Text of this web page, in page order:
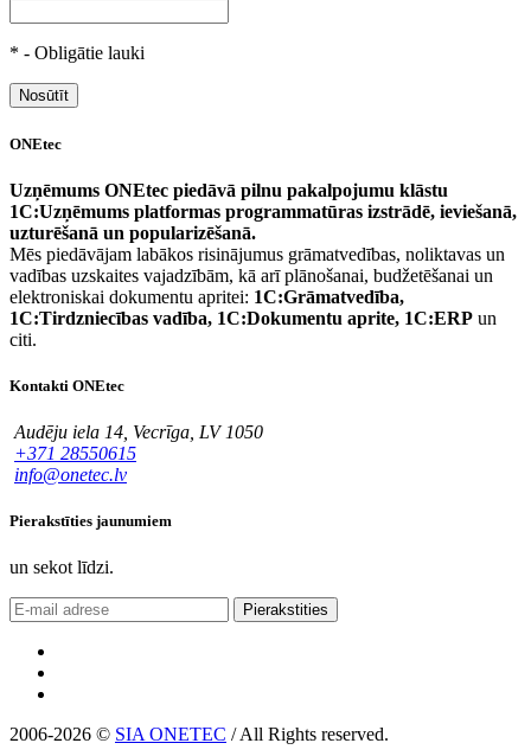
* - Obligātie lauki
ONEtec
Uzņēmums ONEtec piedāvā pilnu pakalpojumu klāstu
1C:Uzņēmums platformas programmatūras izstrādē, ieviešanā,
uzturēšanā un popularizēšanā.
Mēs piedāvājam labākos risinājumus grāmatvedības, noliktavas un
vadības uzskaites vajadzībām, kā arī plānošanai, budžetēšanai un
elektroniskai dokumentu apritei: 1C:Grāmatvedība,
1C:Tirdzniecības vadība, 1C:Dokumentu aprite, 1C:ERP un
citi.
Kontakti ONEtec
Audēju iela 14, Vecrīga, LV 1050
+371 28550615
info@onetec.lv
Pierakstīties jaunumiem
un sekot līdzi.
Pierakstities
2006-2026 © SIA ONETEC / All Rights reserved.